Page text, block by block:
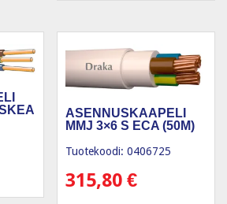
ASENNUSKAAPELI
MMJ 3×6 S ECA (50M)
Tuotekoodi: 0406725
315,80€